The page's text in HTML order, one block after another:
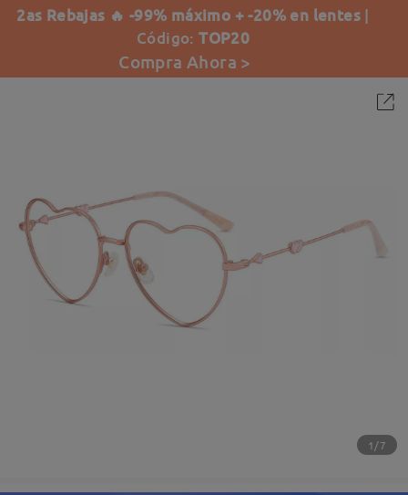
2as Rebajas 🔥 -99% máximo + -20% en lentes |
Código:TOP20
Compra Ahora >
1/7